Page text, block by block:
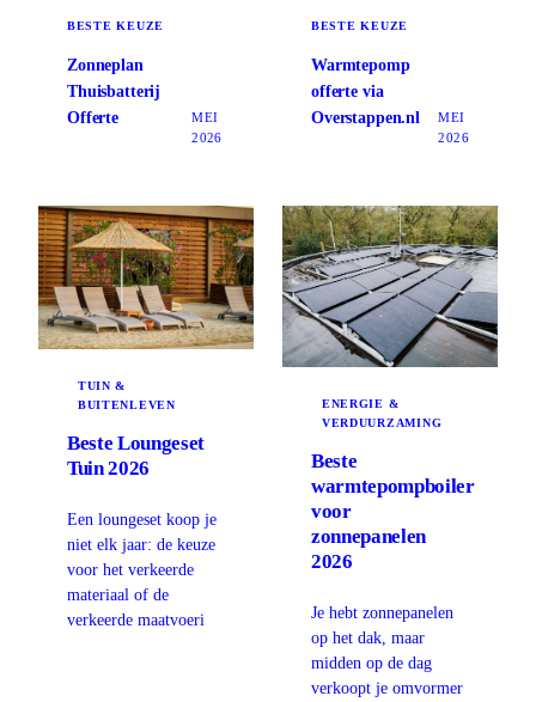
BESTE KEUZE
Zonneplan
Thuisbatterij
Offerte
MEI
2026
BESTE KEUZE
Warmtepomp
offerte via
Overstappen.nl
MEI
2026
TUIN &
BUITENLEVEN
Beste Loungeset
Tuin 2026
Een loungeset koop je
niet elk jaar: de keuze
voor het verkeerde
materiaal of de
verkeerde maatvoeri
ENERGIE &
VERDUURZAMING
Beste
warmtepompboiler
voor
zonnepanelen
2026
Je hebt zonnepanelen
op het dak, maar
midden op de dag
verkoopt je omvormer